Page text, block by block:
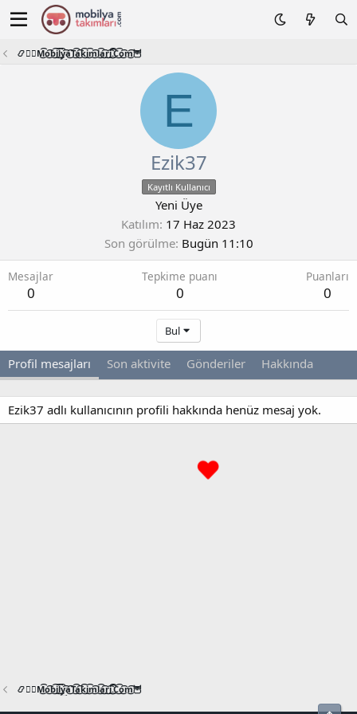
📿🧙‍♂️M͜͡o͜͡b͜͡i͜͡l͜͡y͜͡a͜͡T͜͡a͜͡k͜͡i͜͡m͜͡l͜͡a͜͡r͜͡i͜͡.͜͡C͜͡o͜͡m͜͡🦉
E
Ezik37
Kayıtlı Kullanıcı
Yeni Üye
Katılım 17 Haz 2023
Son görülme Bugün 11:10
Mesajlar
0
Tepkime puanı
0
Puanları
0
Bul
Profil mesajları Son aktivite Gönderiler Hakkında
Ezik37 adlı kullanıcının profili hakkında henüz mesaj yok.
📿🧙‍♂️M͜͡o͜͡b͜͡i͜͡l͜͡y͜͡a͜͡T͜͡a͜͡k͜͡i͜͡m͜͡l͜͡a͜͡r͜͡i͜͡.͜͡C͜͡o͜͡m͜͡🦉